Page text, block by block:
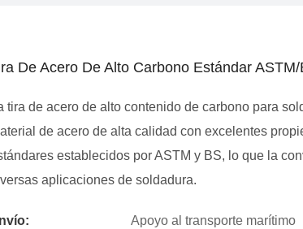
De Acero De Alto Carbono Estándar
tira de acero de alto contenido de carbono para
de acero de alta calidad con excelentes
establecidos por ASTM y BS, lo que la
aplicaciones de soldadura.
Apoyo al transporte marítimo